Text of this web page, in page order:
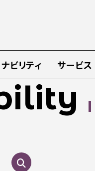
ビリティ サービス